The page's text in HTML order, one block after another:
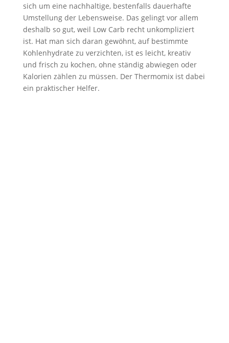
sich um eine nachhaltige, bestenfalls dauerhafte
Umstellung der Lebensweise. Das gelingt vor allem
deshalb so gut, weil Low Carb recht unkompliziert
ist. Hat man sich daran gewöhnt, auf bestimmte
Kohlenhydrate zu verzichten, ist es leicht, kreativ
und frisch zu kochen, ohne ständig abwiegen oder
Kalorien zählen zu müssen. Der Thermomix ist dabei
ein praktischer Helfer.